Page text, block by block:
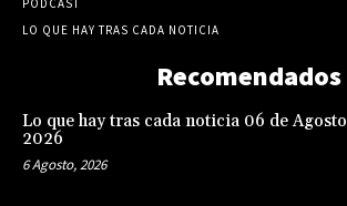
LO QUE HAY TRAS CADA NOTICIA
Recomendados
Lo que hay tras cada noticia 06 de Agosto
2026
6 Agosto, 2026